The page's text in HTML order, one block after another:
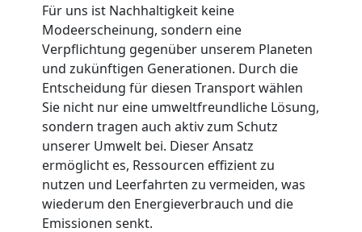
Für uns ist Nachhaltigkeit keine
Modeerscheinung, sondern eine
Verpflichtung gegenüber unserem Planeten
und zukünftigen Generationen. Durch die
Entscheidung für diesen Transport wählen
Sie nicht nur eine umweltfreundliche Lösung,
sondern tragen auch aktiv zum Schutz
unserer Umwelt bei. Dieser Ansatz
ermöglicht es, Ressourcen effizient zu
nutzen und Leerfahrten zu vermeiden, was
wiederum den Energieverbrauch und die
Emissionen senkt.
Mann
LKW
Möbellift